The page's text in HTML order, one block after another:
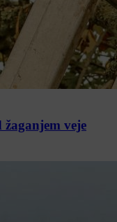
žaganjem veje